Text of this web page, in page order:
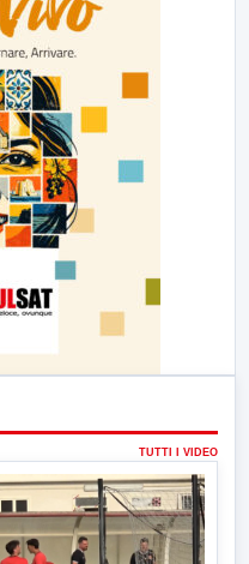
TUTTI I VIDEO